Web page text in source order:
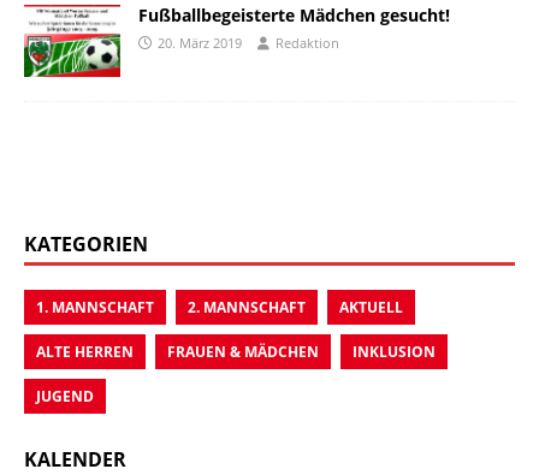
Fußballbegeisterte Mädchen gesucht!
20. März 2019 Redaktion
KATEGORIEN
1. MANNSCHAFT 2. MANNSCHAFT AKTUELL
ALTE HERREN FRAUEN & MÄDCHEN INKLUSION
JUGEND
KALENDER